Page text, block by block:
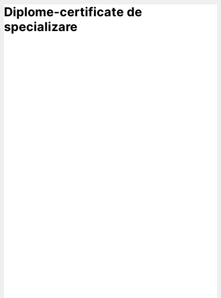
Diplome-certificate de
specializare